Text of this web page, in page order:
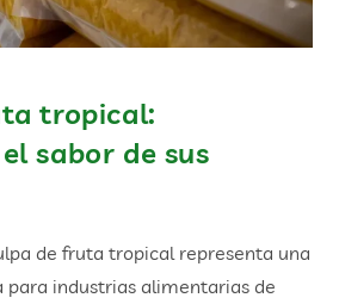
tropical:
sabor de sus
de fruta tropical representa una
para industrias alimentarias de